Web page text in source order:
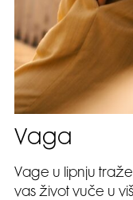
Vaga
Vage u lipnju
vas život vuče u